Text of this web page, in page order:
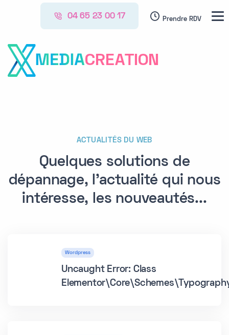
CREATION
04 65 23 00 17 Prendre RDV
ACTUALITÉS DU WEB
Quelques solutions de
dépannage, l'actualité qui nous
intéresse, les nouveautés...
Wordpress
Uncaught Error: Class